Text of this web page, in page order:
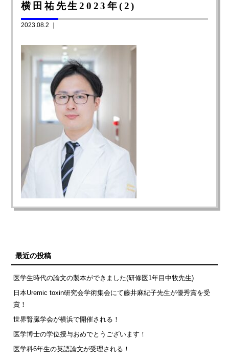
横田祐先生2023年(2)
2023.08.2 ｜
最近の投稿
医学生時代の論文の製本ができました(研修医1年目中牧先生)
日本Uremic toxin研究会学術集会にて藤井麻紀子先生が優秀賞を受
賞！
世界腎臓学会が横浜で開催される！
医学博士の学位授与おめでとうございます！
医学科6年生の英語論文が受理される！